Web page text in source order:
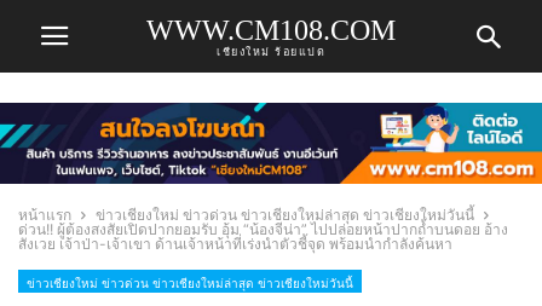
WWW.CM108.COM
เชียงใหม่ ร้อยแปด
หน้าแรก
ข่าวเชียงใหม่ ข่าวด่วน ข่าวเชียงใหม่ล่าสุด ข่าวเชียงใหม่วันนี้
ด่วน!! ผู้ต้องสงสัยเปิดปากยอมรับ อุ้ม “น้องจีน่า” ไปปล่อยหน้าปากถ้ำบนดอย อ้าง
สังเวย เจ้าป่า-เจ้าเขา ด้านเจ้าหน้าที่เร่งนำตัวชี้จุด พร้อมนำกำลังค้นหา
ข่าวเชียงใหม่ ข่าวด่วน ข่าวเชียงใหม่ล่าสุด ข่าวเชียงใหม่วันนี้